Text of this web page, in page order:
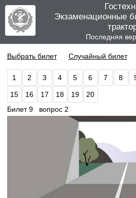
Экзаменационные
Последняя
Выбрать билет Случайный билет
1 2 3 4 5 6 7 8
15 16 17 18 19
20
Билет 9 вопрос 2